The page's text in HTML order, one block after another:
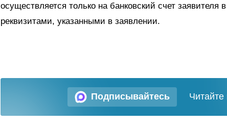
осуществляется только на банковский счет заявителя
реквизитами, указанными в заявлении.
Подписывайтесь Читайте